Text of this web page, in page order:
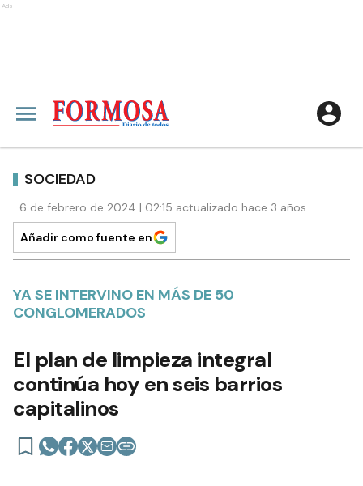
Ads
SOCIEDAD
6 de febrero de 2024 | 02:15 actualizado hace 3 años
Añadir como fuente en
YA SE INTERVINO EN MÁS DE 50
CONGLOMERADOS
El plan de limpieza integral
continúa hoy en seis barrios
capitalinos